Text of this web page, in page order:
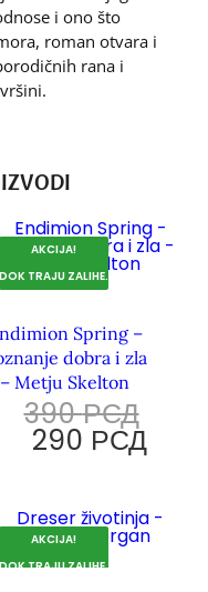
i ono što
roman otvara i
rana i
AKCIJA!
DOK TRAJU ZALIHE.
Spring –
dobra i zla
– Metju Skelton
390РСД
290 РСД
AKCIJA!
DOK TRAJU ZALIHE.